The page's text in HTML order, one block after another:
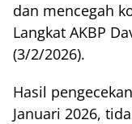
dan mencegah
Langkat AKBP
(3/2/2026).
Hasil
Januari 2026,